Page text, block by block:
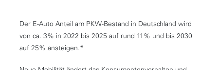
Der E-Auto Anteil am PKW-Bestand in Deutschland wird
von ca. 3% in 2022 bis 2025 auf rund 11% und bis 2030
auf 25% ansteigen.*